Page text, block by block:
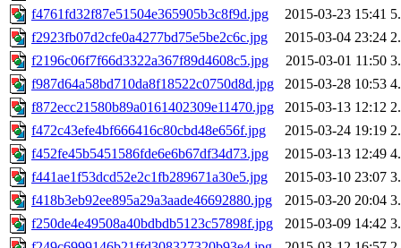
f4761fd32f87e51504e365905b3c8f9d.jpg
2015-03-23 15:41
f2923fb07d2cfe0a4277bd75e5be2c6c.jpg
2015-03-04 23:24
f2196c06f7f66d3322a367f89d4608c5.jpg
2015-03-01 11:50
f987d64a58bd710da8f18522c0750d8d.jpg
2015-03-28 10:53
f872ecc21580b89a0161402309e11470.jpg
2015-03-13 12:12
f472c43efe4bf666416c80cbd48e656f.jpg
2015-03-24 19:19
f452fe45b5451586fde6e6b67df34d73.jpg
2015-03-13 12:49
f441ae1f53dcd52e2c1fb289671a30e5.jpg
2015-03-10 23:07
f418b3eb92ee895a29a3aade46692880.jpg
2015-03-20 20:04
f250de4e49508a40bdbdb5123c57898f.jpg
2015-03-09 14:42